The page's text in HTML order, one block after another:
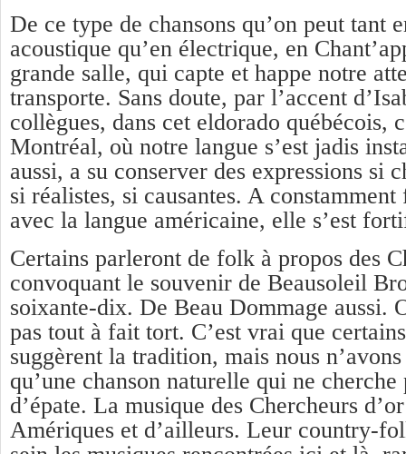
De ce type de chansons qu’on peut tant
acoustique qu’en électrique, en
grande salle, qui capte et happe notre
transporte. Sans doute, par l’accent
collègues, dans cet eldorado québécois,
Montréal, où notre langue s’est jadis
aussi, a su conserver des expressions si
si réalistes, si causantes. A
avec la langue américaine, elle s’est
Certains parleront de folk à propos des
convoquant le souvenir de Beausoleil
soixante-dix. De Beau Dommage aussi.
pas tout à fait tort. C’est vrai que
suggèrent la tradition, mais nous
qu’une chanson naturelle qui ne cherche
d’épate. La musique des Chercheurs
Amériques et d’ailleurs. Leur country-